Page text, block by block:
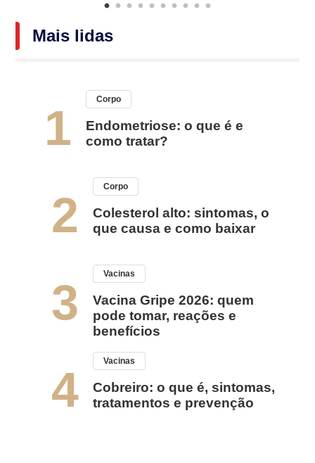
Mais lidas
1
Corpo
Endometriose: o que é e
como tratar?
2
Corpo
Colesterol alto: sintomas, o
que causa e como baixar
3
Vacinas
Vacina Gripe 2026: quem
pode tomar, reações e
benefícios
4
Vacinas
Cobreiro: o que é, sintomas,
tratamentos e prevenção